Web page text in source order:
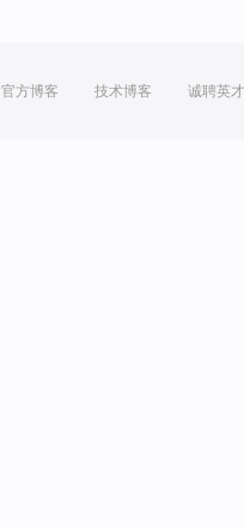
官方博客 技术博客 诚聘英才